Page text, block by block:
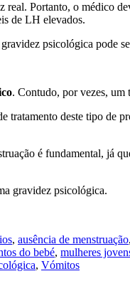
Portanto, o médico
de LH elevados.
psicológica
. Contudo, por vezes, um
deste tipo de
é fundamental, já
gravidez psicológica.
, ausência de menstruação,
do bebé, mulheres
, Vómitos